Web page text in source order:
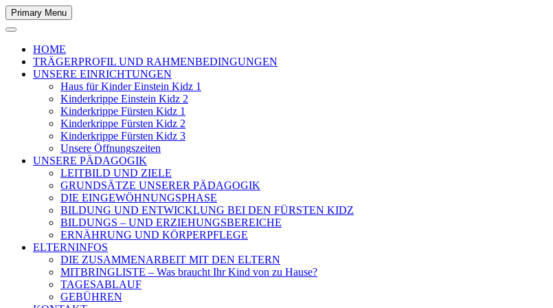
Primary Menu
HOME
TRÄGERPROFIL UND RAHMENBEDINGUNGEN
UNSERE EINRICHTUNGEN
Haus für Kinder Einstein Kidz 1
Kinderkrippe Einstein Kidz 2
Kinderkrippe Fürsten Kidz 1
Kinderkrippe Fürsten Kidz 2
Kinderkrippe Fürsten Kidz 3
Unsere Öffnungszeiten
UNSERE PÄDAGOGIK
LEITBILD UND ZIELE
GRUNDSÄTZE UNSERER PÄDAGOGIK
DIE EINGEWÖHNUNGSPHASE
BILDUNG UND ENTWICKLUNG BEI DEN FÜRSTEN KIDZ
BILDUNGS – UND ERZIEHUNGSBEREICHE
ERNÄHRUNG UND KÖRPERPFLEGE
ELTERNINFOS
DIE ZUSAMMENARBEIT MIT DEN ELTERN
MITBRINGLISTE – Was braucht Ihr Kind von zu Hause?
TAGESABLAUF
GEBÜHREN